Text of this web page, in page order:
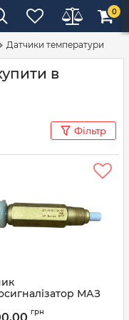
0
Датчики температури
в
Фільтр
МАЗ
311-24-01 (вир-во
грн